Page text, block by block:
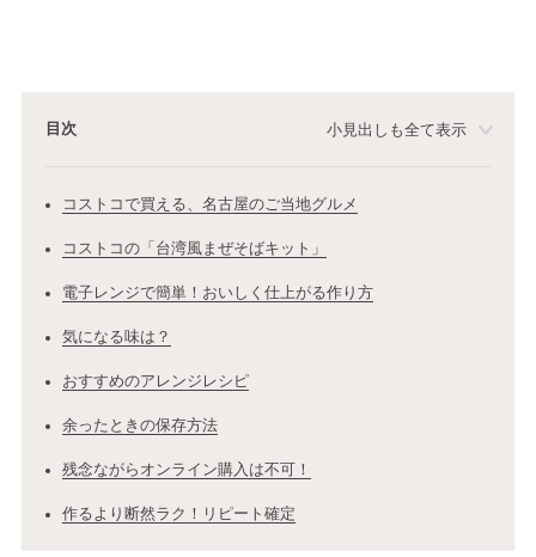
目次 小見出しも全て表示
コストコで買える、名古屋のご当地グルメ
コストコの「台湾風まぜそばキット」
電子レンジで簡単！おいしく仕上がる作り方
気になる味は？
おすすめのアレンジレシピ
余ったときの保存方法
残念ながらオンライン購入は不可！
作るより断然ラク！リピート確定